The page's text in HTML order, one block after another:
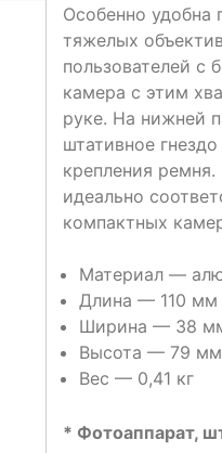
Особенно удобна
тяжелых
пользователей
камера с этим
руке. На нижней
штативное
крепления
идеально
компактных
Материал —
Длина — 110 мм
Ширина — 38
Высота — 79 мм
Вес — 0,41 кг
* Фотоаппарат,